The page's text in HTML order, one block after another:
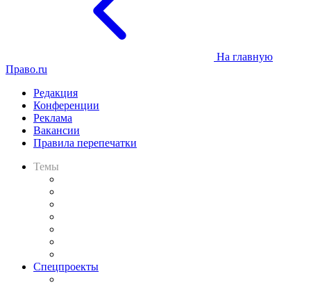
На главную
Право.ru
Редакция
Конференции
Реклама
Вакансии
Правила перепечатки
Темы
Спецпроекты